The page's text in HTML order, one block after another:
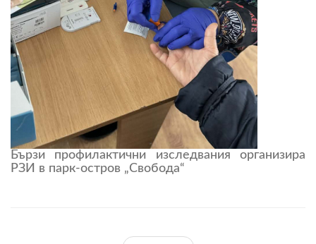
Бързи профилактични изследвания организира
РЗИ в парк-остров „Свобода“